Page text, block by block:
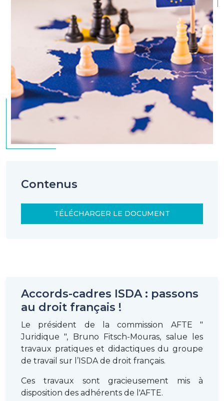
Contenus
TÉLÉCHARGER LE DOCUMENT
Accords-cadres ISDA : passons
au droit français !
Le président de la commission AFTE "
Juridique ", Bruno Fitsch-Mouras, salue les
travaux pratiques et didactiques du groupe
de travail sur l’ISDA de droit français.
Ces travaux sont gracieusement mis à
disposition des adhérents de l'AFTE.